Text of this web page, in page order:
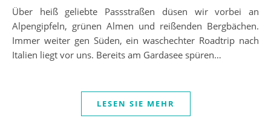
Über heiß geliebte Passstraßen düsen wir vorbei an
Alpengipfeln, grünen Almen und reißenden Bergbächen.
Immer weiter gen Süden, ein waschechter Roadtrip nach
Italien liegt vor uns. Bereits am Gardasee spüren…
LESEN SIE MEHR